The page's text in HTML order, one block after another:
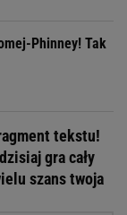
Phinney! Tak
tekstu!
gra cały
szans twoja